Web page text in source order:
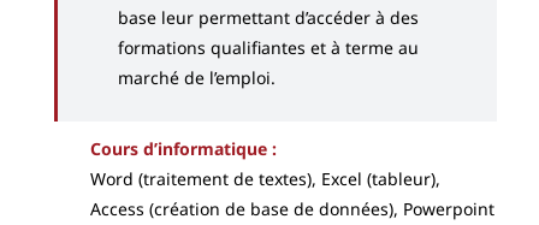
base leur permettant d’accéder à des
formations qualifiantes et à terme au
marché de l’emploi.
Cours d’informatique :
Word (traitement de textes), Excel (tableur),
Access (création de base de données), Powerpoint